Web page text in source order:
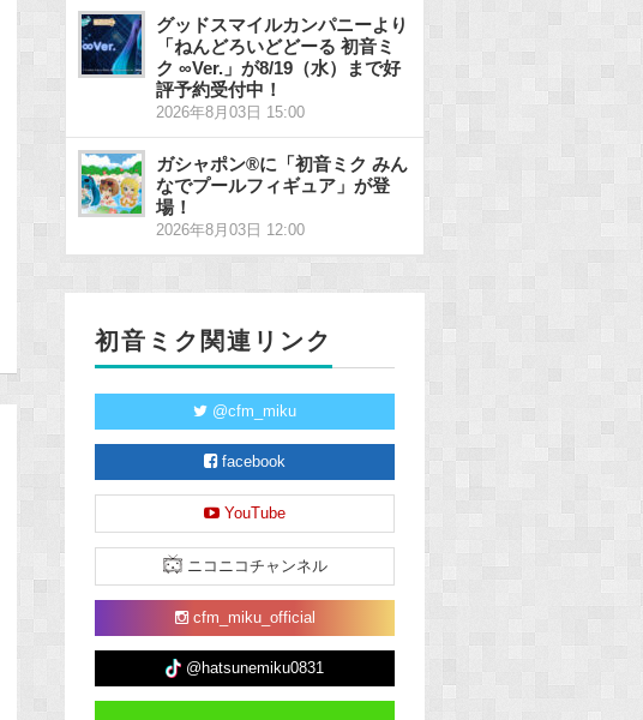
グッドスマイルカンパニーより
「ねんどろいどどーる 初音ミ
ク ∞Ver.」が8/19（水）まで好
評予約受付中！
2026年8月03日 15:00
ガシャポン®に「初音ミク みん
なでプールフィギュア」が登
場！
2026年8月03日 12:00
初音ミク関連リンク
@cfm_miku
facebook
YouTube
ニコニコチャンネル
cfm_miku_official
@hatsunemiku0831